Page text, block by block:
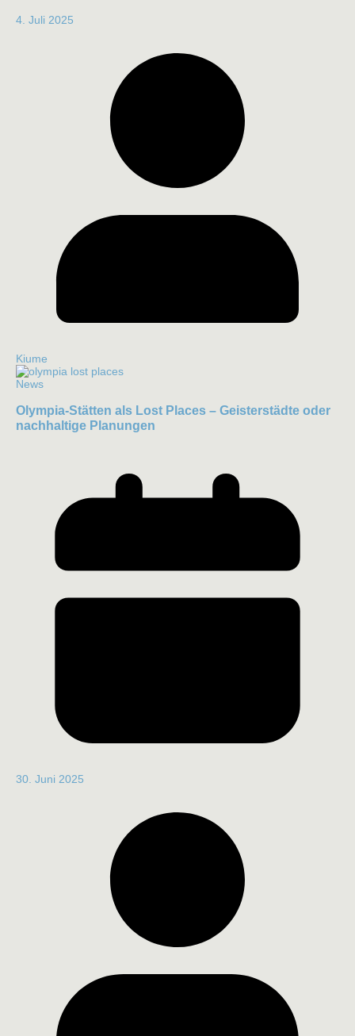
4. Juli 2025
Kiume
News
Olympia-Stätten als Lost Places – Geisterstädte oder
nachhaltige Planungen
30. Juni 2025